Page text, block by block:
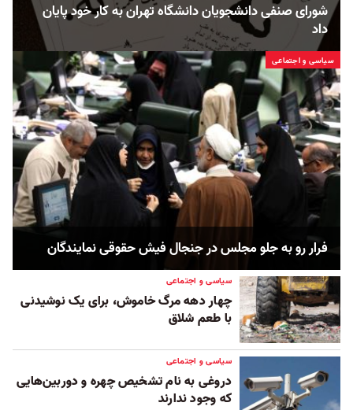
شورای صنفی دانشجویان دانشگاه تهران به کار خود پایان
داد
سیاسی و اجتماعی
فرار رو به جلو مجلس در جنجال فیش حقوقی نمایندگان
سیاسی و اجتماعی
چهار دهه مرگ خاموش، برای یک نوشیدنی
با طعم شلاق
سیاسی و اجتماعی
دروغی به نام تشخیص چهره و دوربین‌هایی
که وجود ندارند